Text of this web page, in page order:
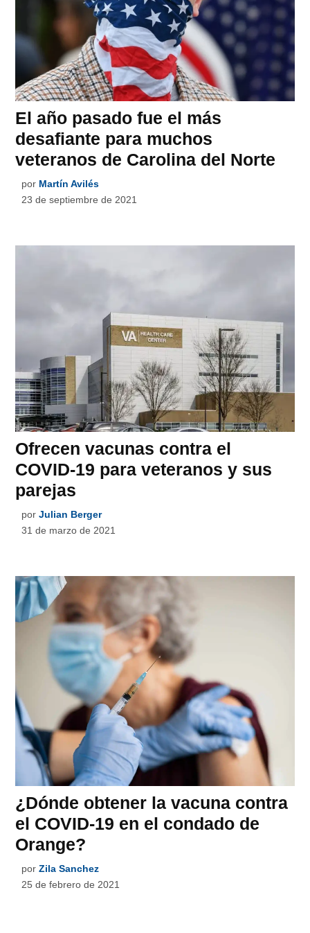
El año pasado fue el más
desafiante para muchos
veteranos de Carolina del Norte
por Martín Avilés
23 de septiembre de 2021
Ofrecen vacunas contra el
COVID-19 para veteranos y sus
parejas
por Julian Berger
31 de marzo de 2021
¿Dónde obtener la vacuna contra
el COVID-19 en el condado de
Orange?
por Zila Sanchez
25 de febrero de 2021